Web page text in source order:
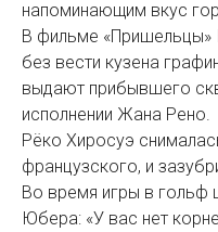
напоминающим вкус
В фильме
без вести кузена
выдают прибывшего
исполнении Жана Рено.
Рёко Хиросуэ
французского, и
Во время игры в гольф
Юбера: «У вас нет